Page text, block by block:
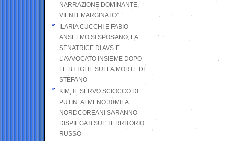
NARRAZIONE DOMINANTE,
VIENI EMARGINATO”
ILARIA CUCCHI E FABIO
ANSELMO SI SPOSANO; LA
SENATRICE DI AVS E
L’AVVOCATO INSIEME DOPO
LE BTTGLIE SULLA MORTE DI
STEFANO
KIM, IL SERVO SCIOCCO DI
PUTIN: ALMENO 30MILA
NORDCOREANI SARANNO
DISPIEGATI SUL TERRITORIO
RUSSO